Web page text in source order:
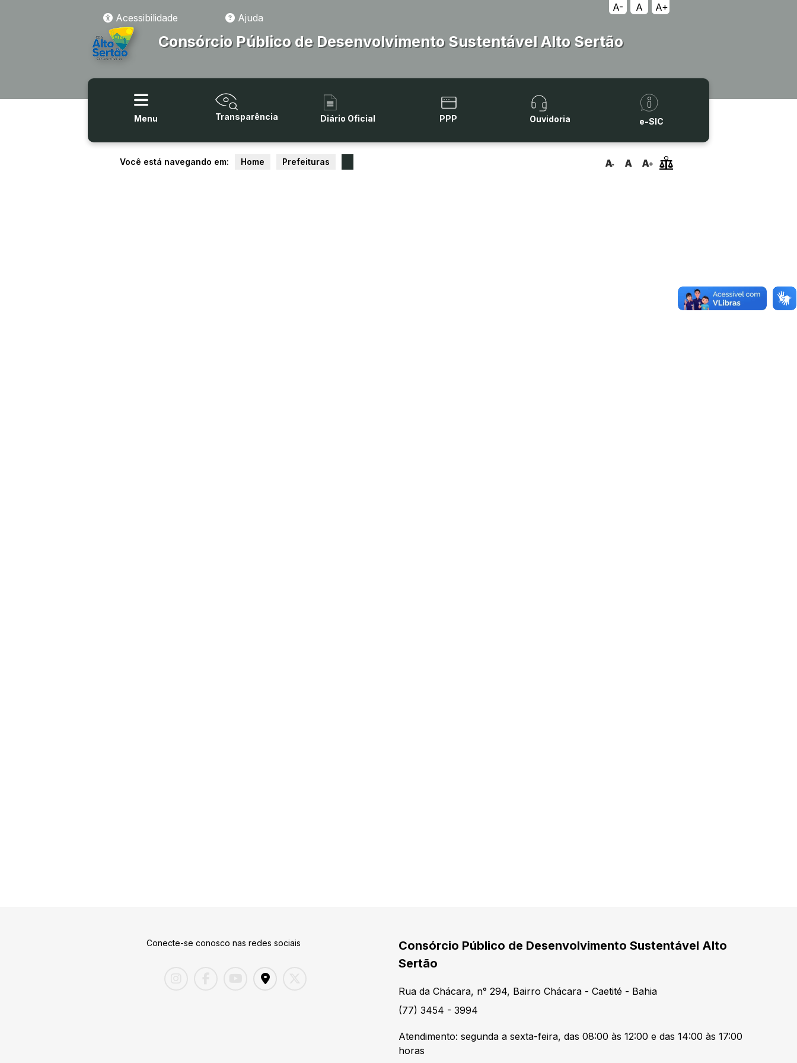
A- A
A+
Acessibilidade
Ajuda
Consórcio Público de Desenvolvimento Sustentável Alto Sertão
Menu Transparência Diário Oficial PPP Ouvidoria e-SIC
Você está navegando em: Home Prefeituras
Conecte-se conosco nas redes sociais
Consórcio Público de Desenvolvimento Sustentável Alto
Sertão
Rua da Chácara, n° 294, Bairro Chácara - Caetité - Bahia
(77) 3454 - 3994
Atendimento: segunda a sexta-feira, das 08:00 às 12:00 e das 14:00 às 17:00
horas